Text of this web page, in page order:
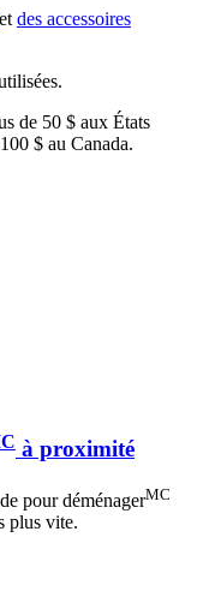
et des accessoires
de 50 $ aux États
$ au Canada.
à proximité
pour déménagerMC
plus vite.